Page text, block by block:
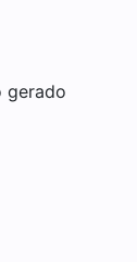
gerado